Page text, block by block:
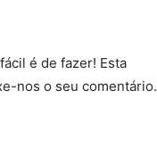
é de fazer! Esta
nos o seu comentário.